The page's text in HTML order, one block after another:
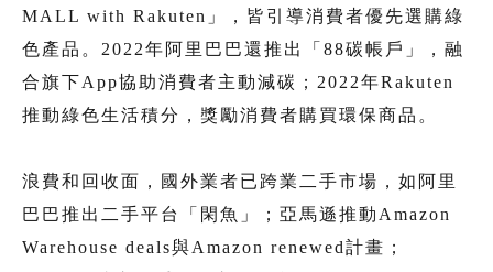
MALL with Rakuten」，皆引導消費者優先選購綠
色產品。2022年阿里巴巴還推出「88碳帳戶」，融
合旗下App協助消費者主動減碳；2022年Rakuten
推動綠色生活積分，獎勵消費者購買環保商品。
浪費和回收面，國外業者已跨業二手市場，如阿里
巴巴推出二手平台「閑魚」；亞馬遜推動Amazon
Warehouse deals與Amazon renewed計畫；